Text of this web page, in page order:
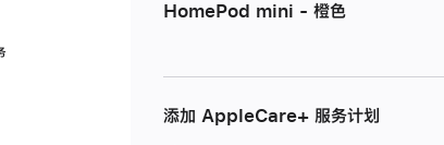
HomePod mini - 橙色
添加 AppleCare+ 服务计划